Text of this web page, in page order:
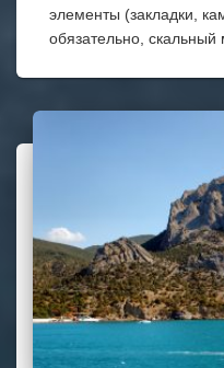
элементы (закладки,
обязательно, скальный